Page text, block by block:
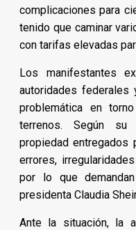
complicaciones para
tenido que caminar
con tarifas elevadas
Los manifestantes
autoridades federales
problemática en
terrenos. Según
propiedad entregados
errores,
por lo que
presidenta Claudia
Ante la situación, la